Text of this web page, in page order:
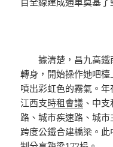
據清楚，昌九高
轉身，開始操作她吧
噴出彩虹色的霧氣。
江西支時租會議 、中
路、城市疾速路、城
跨度公鐵合建橋梁。